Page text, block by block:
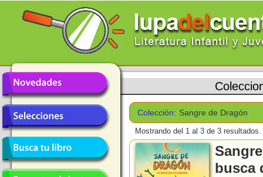
Colección: Sangre de Dragón
Mostrando del 1 al 3 de 3 resultados.
busca